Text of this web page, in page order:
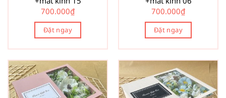
700.000₫
Đặt ngay
700.000₫
Đặt ngay